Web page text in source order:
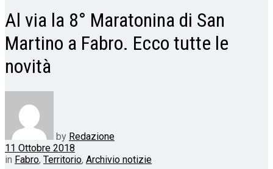
Al via la 8° Maratonina di San
Martino a Fabro. Ecco tutte le
novità
by Redazione
11 Ottobre 2018
in Fabro, Territorio, Archivio notizie